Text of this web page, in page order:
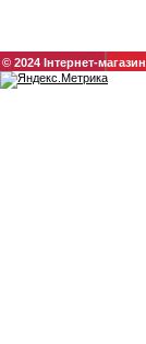
© 2024 Інтернет-магазин